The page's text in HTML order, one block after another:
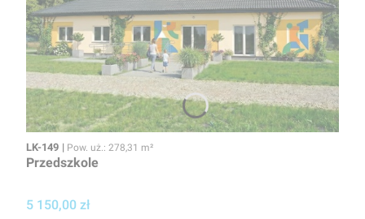
Kod
LK-149 Powierzchnia użytkowa
Pow. uż.: 278,31 m²
Przedszkole
Cena projektu
5 150,00 zł